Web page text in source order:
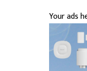
Your ads